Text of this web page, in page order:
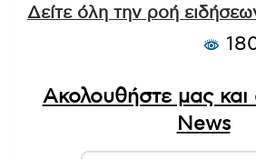
Δείτε όλη την ροή
Ακολουθήστε μας
News